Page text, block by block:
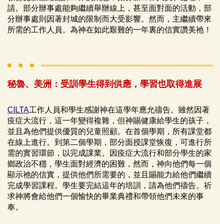
請。部分辦事處能夠繼續舉辦線上，甚至面對面的活動，部
分辦事處則因著封城的限制而大受影響。然而，主繼續帶來
所需的工作人員。為神在如此艱難的一年裏的信實讚美祂！
秘魯、美洲：受訓學生得到供應，學習也取得進展
CILTA工作人員和學生感謝神在這學年應允禱告。雖然因著
疫症大流行，這一年變得複雜，但神賜健康給學生的孩子，
並且為他們提供優質的兒童照顧。在首個學期，所有課堂都
在線上進行。到第二個學期，部分面授課堂恢復，可進行所
需的實習環節，以完成課業。因疫症大流行和部分學生的家
鄉政治不穩，學生面對經濟的困難，然而，神向他們每一個
顯示祂的信實，提供他們所需要的，並且賜能力給他們繼續
完成學習課程。學生要完結這年的培訓，請為他們禱告。祈
求神將會給他們一個愉快的畢業典禮和帶領他們未來的事
奉。